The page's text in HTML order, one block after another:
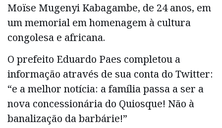
Moïse Mugenyi Kabagambe, de 24 anos, em
um memorial em homenagem à cultura
congolesa e africana.
O prefeito Eduardo Paes completou a
informação através de sua conta do Twitter:
“e a melhor notícia: a família passa a ser a
nova concessionária do Quiosque! Não à
banalização da barbárie!”